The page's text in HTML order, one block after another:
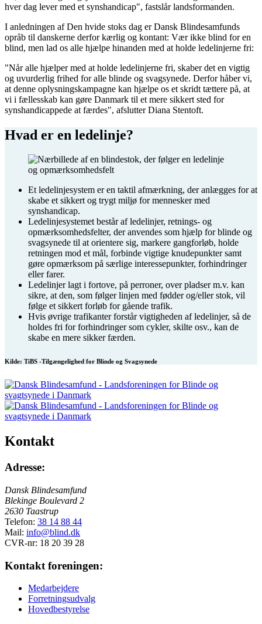
hver dag lever med et synshandicap", fastslår landsformanden.
I anledningen af Den hvide stoks dag er Dansk Blindesamfunds
opråb til danskerne derfor kærlig og kontant: Vær ikke blind for en
blind, men lad os alle hjælpe hinanden med at holde ledelinjerne fri:
"Når alle hjælper med at holde ledelinjerne fri, skaber det en vigtig
og uvurderlig frihed for alle blinde og svagsynede. Derfor håber vi,
at denne oplysningskampagne kan hjælpe os et skridt tættere på, at
vi i fællesskab kan gøre Danmark til et mere sikkert sted for
synshandicappede at færdes", afslutter Diana Stentoft.
Hvad er en ledelinje?
Et ledelinjesystem er en taktil afmærkning, der anlægges for at
skabe et sikkert og trygt miljø for mennesker med
synshandicap.
Ledelinjesystemet består af ledelinjer, retnings- og
opmærksomhedsfelter, der anvendes som hjælp for blinde og
svagsynede til at orientere sig, markere gangforløb, holde
retningen mod et mål, forbinde vigtige knudepunkter samt
gøre opmærksom på særlige interessepunkter, forhindringer
eller farer.
Ledelinjer lagt i fortove, på perroner, over pladser m.v. kan
sikre, at den, som følger linjen med fødder og/eller stok, vil
følge et sikkert forløb for gående trafik.
Hvis øvrige trafikanter forstår vigtigheden af ledelinjer, så de
holdes fri for forhindringer som cykler, skilte osv., kan de
skabe en mere sikker færden.
Kilde: TiBS -Tilgængelighed for Blinde og Svagsynede
Kontakt
Adresse:
Dansk Blindesamfund
Blekinge Boulevard 2
2630 Taastrup
Telefon: 38 14 88 44
Mail: info@blind.dk
CVR-nr: 18 20 39 28
Kontakt foreningen:
Medarbejdere
Forretningsudvalg
Hovedbestyrelse